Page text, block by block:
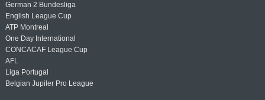
German 2 Bundesliga
English League Cup
ATP Montreal
One Day International
CONCACAF League Cup
AFL
Liga Portugal
Belgian Jupiler Pro League